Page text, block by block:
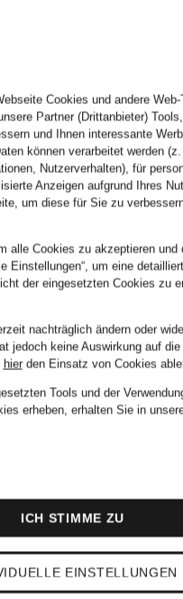
GEL-
TASK 4
59,99 €
53,99 €
Cookies und andere Web-
Partner (Drittanbieter)
und Ihnen interessante
können verarbeitet werden
Nutzerverhalten), für
Anzeigen aufgrund Ihres
um diese für Sie zu
alle Cookies zu akzeptieren
Einstellungen“, um eine
der eingesetzten Cookies zu
nachträglich ändern oder
jedoch keine Auswirkung auf
hierden Einsatz von Cookies
Tools und der
erheben, erhalten Sie in
EINSTELLUNGEN
ICH STIMME ZU